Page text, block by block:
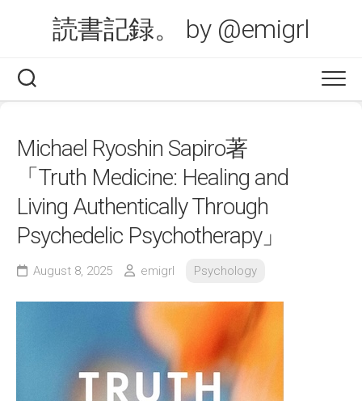
読書記録。 by @emigrl
Michael Ryoshin Sapiro著
「Truth Medicine: Healing and
Living Authentically Through
Psychedelic Psychotherapy」
August 8, 2025 emigrl Psychology